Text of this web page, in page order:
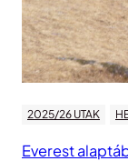
2025/26 UTAK
Everest